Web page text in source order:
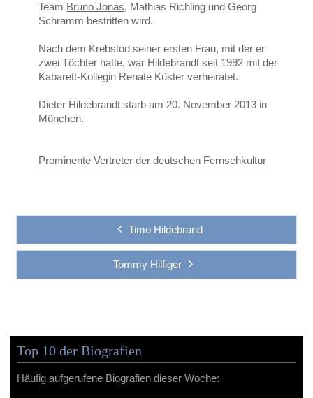
Team Bruno Jonas, Mathias Richling und Georg
Schramm bestritten wird.
Nach dem Krebstod seiner ersten Frau, mit der er
zwei Töchter hatte, war Hildebrandt seit 1992 mit der
Kabarett-Kollegin Renate Küster verheiratet.
Dieter Hildebrandt starb am 20. November 2013 in
München.
Prominente Vertreter der deutschen Fernsehkultur
Timo Hildebrand
Tommy Hilfiger
Top 10 der Biografien
Häufig aufgerufene Biografien dieser Woche: